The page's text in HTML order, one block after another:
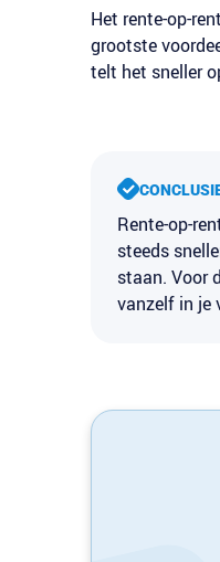
Het rente-op-
grootste
telt het sneller
Rente-op-
steeds
staan. Voor
vanzelf in je